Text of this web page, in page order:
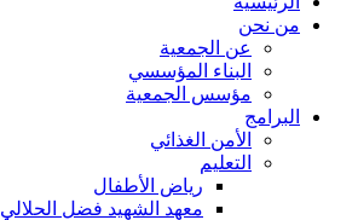
من نحن
عن الجمعية
البناء المؤسسي
مؤسس الجمعية
البرامج
الأمن الغذائي
التعليم
رياض الأطفال
معهد الشهيد فضل الحلالي